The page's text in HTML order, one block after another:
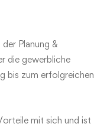
Planung &
die gewerbliche
bis zum erfolgreichen
mit sich und ist